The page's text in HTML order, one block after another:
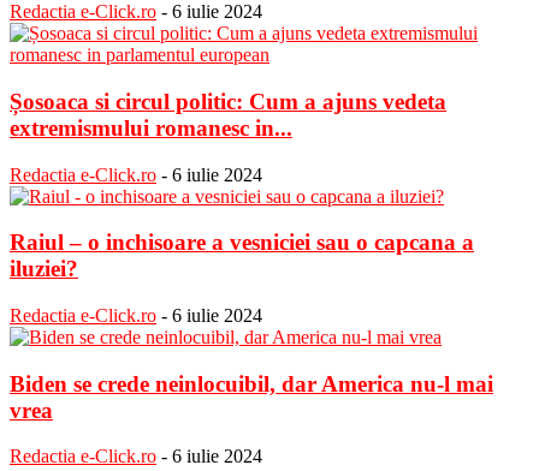
Redactia e-Click.ro - 6 iulie 2024
Șosoaca si circul politic: Cum a ajuns vedeta
extremismului romanesc in...
Redactia e-Click.ro - 6 iulie 2024
Raiul – o inchisoare a vesniciei sau o capcana a
iluziei?
Redactia e-Click.ro - 6 iulie 2024
Biden se crede neinlocuibil, dar America nu-l mai
vrea
Redactia e-Click.ro - 6 iulie 2024